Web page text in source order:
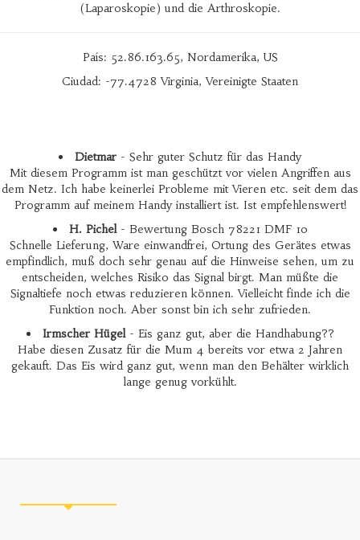
(Laparoskopie) und die Arthroskopie.
País: 52.86.163.65, Nordamerika, US
Ciudad: -77.4728 Virginia, Vereinigte Staaten
Dietmar - Sehr guter Schutz für das Handy
Mit diesem Programm ist man geschützt vor vielen Angriffen aus
dem Netz. Ich habe keinerlei Probleme mit Vieren etc. seit dem das
Programm auf meinem Handy installiert ist. Ist empfehlenswert!
H. Pichel- Bewertung Bosch 78221 DMF 10
Schnelle Lieferung, Ware einwandfrei, Ortung des Gerätes etwas
empfindlich, muß doch sehr genau auf die Hinweise sehen, um zu
entscheiden, welches Risiko das Signal birgt. Man müßte die
Signaltiefe noch etwas reduzieren können. Vielleicht finde ich die
Funktion noch. Aber sonst bin ich sehr zufrieden.
Irmscher Hügel- Eis ganz gut, aber die Handhabung??
Habe diesen Zusatz für die Mum 4 bereits vor etwa 2 Jahren
gekauft. Das Eis wird ganz gut, wenn man den Behälter wirklich
lange genug vorkühlt.